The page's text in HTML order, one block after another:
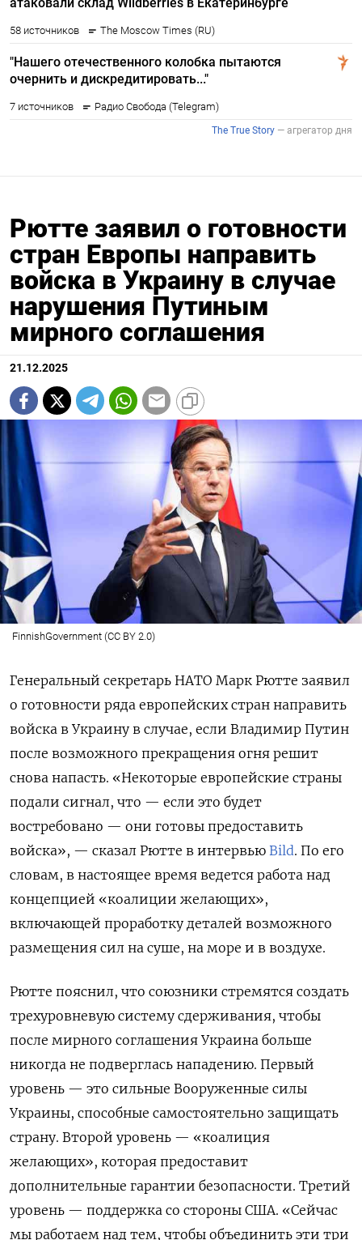
Рютте заявил о готовности
стран Европы направить
войска в Украину в случае
нарушения Путиным
мирного соглашения
21.12.2025
FinnishGovernment (CC BY 2.0)
Генеральный секретарь НАТО Марк Рютте заявил
о готовности ряда европейских стран направить
войска в Украину в случае, если Владимир Путин
после возможного прекращения огня решит
снова напасть. «Некоторые европейские страны
подали сигнал, что — если это будет
востребовано — они готовы предоставить
войска», — сказал Рютте в интервью Bild. По его
словам, в настоящее время ведется работа над
концепцией «коалиции желающих»,
включающей проработку деталей возможного
размещения сил на суше, на море и в воздухе.
Рютте пояснил, что союзники стремятся создать
трехуровневую систему сдерживания, чтобы
после мирного соглашения Украина больше
никогда не подверглась нападению. Первый
уровень — это сильные Вооруженные силы
Украины, способные самостоятельно защищать
страну. Второй уровень — «коалиция
желающих», которая предоставит
дополнительные гарантии безопасности. Третий
уровень — поддержка со стороны США. «Сейчас
мы работаем над тем, чтобы объединить эти три